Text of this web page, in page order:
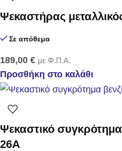
Ψεκαστήρας
Σε απόθεμα
189,00 € με Φ.Π.Α.
Προσθήκη στο καλάθι
Ψεκαστικό συγκρότημα
26Α